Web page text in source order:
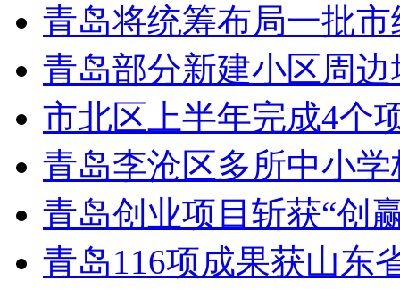
青岛将统筹布局一批市
青岛部分新建小区周
市北区上半年完成4个
青岛李沧区多所中小
青岛创业项目斩获“创
青岛116项成果获山东